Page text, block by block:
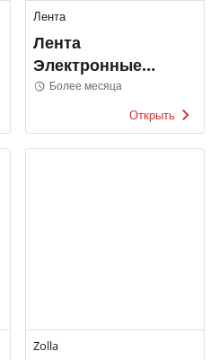
Лента
Лента
Электронные
каталоги
Более месяца
Открыть
Zolla